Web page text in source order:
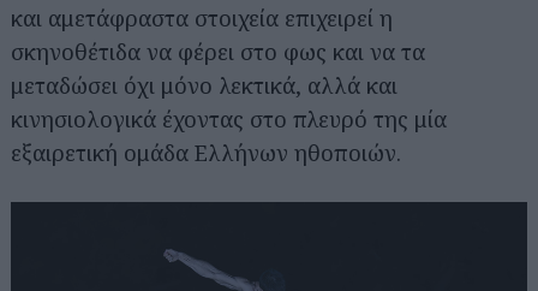
και αμετάφραστα στοιχεία επιχειρεί η
σκηνοθέτιδα να φέρει στο φως και να τα
μεταδώσει όχι μόνο λεκτικά, αλλά και
κινησιολογικά έχοντας στο πλευρό της μία
εξαιρετική ομάδα Ελλήνων ηθοποιών.